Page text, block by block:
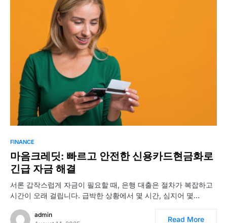
FINANCE
마음크레딧: 빠르고 안전한 신용카드현금화로
긴급 자금 해결
서론 갑작스럽게 자금이 필요할 때, 은행 대출은 절차가 복잡하고
시간이 오래 걸립니다. 급박한 상황에서 몇 시간, 심지어 몇…
admin
Read More